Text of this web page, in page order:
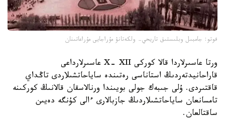
فوتو: جامبىل وبلىستىق تاريحي- ولكەتانۋ مۇراجايى مۇراعاتىنان
ورتا عاسىرلاردا قالا كوركى X- XII عاسىرلارداعى
قاراحانيدتەردىڭ استاناسى رەتىندە ساياحاتشىلاردى تاڭداي
قاقتىردى. ۇلى جىبەك جولى بويىندا ورنالاسقان قالانىڭ كوركىنە
تامسانعان ساياحاتشىلاردىڭ جازبالارى ءالى كۇنگە دەيىن
ساقتالعان.